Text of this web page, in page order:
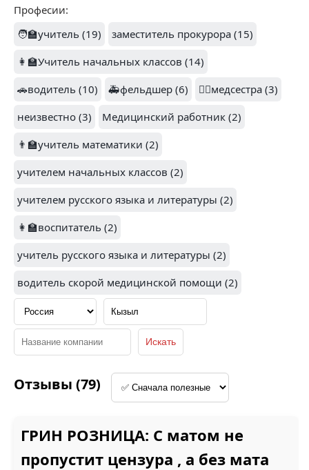
1.2
ДЕТСКИЙ МИР (1)
2
МЯСНОВЪ (1)
1.3
СЛАТА (1)
MOSCOW SHOW (1)
PEOPLE TOMORROW
(1)
МОЕ ДЕЛО (1) СИБИНТЕК (1)
Професии:
🧑‍🏫учитель (19)
заместитель прокурора (15)
👩‍🏫Учитель начальных классов (14)
🚗водитель (10)
🚑фельдшер (6)
👩‍⚕️медсестра (3)
неизвестно (3)
Медицинский работник (2)
👨‍🏫учитель математики (2)
учителем начальных классов (2)
учителем русского языка и литературы (2)
👩‍🏫воспитатель (2)
учитель русского языка и литературы (2)
водитель скорой медицинской помощи (2)
Отзывы (79)
ГРИН РОЗНИЦА: С матом не
пропустит цензура , а без мата